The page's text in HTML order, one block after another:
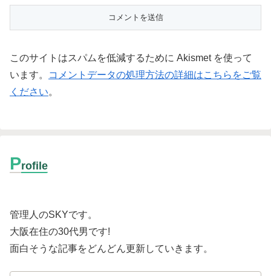
このサイトはスパムを低減するために Akismet を使って
います。
コメントデータの処理方法の詳細はこちらをご覧
ください。
Profile
管理人のSKYです。
大阪在住の30代男です!
面白そうな記事をどんどん更新していきます。